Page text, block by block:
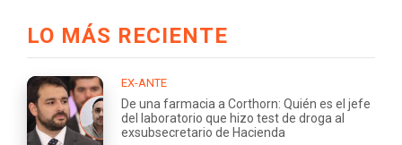
LO MÁS RECIENTE
EX-ANTE
De una farmacia a Corthorn: Quién es el jefe
del laboratorio que hizo test de droga al
exsubsecretario de Hacienda